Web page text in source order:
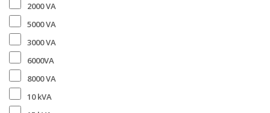
2000 VA
5000 VA
3000 VA
6000VA
8000 VA
10 kVA